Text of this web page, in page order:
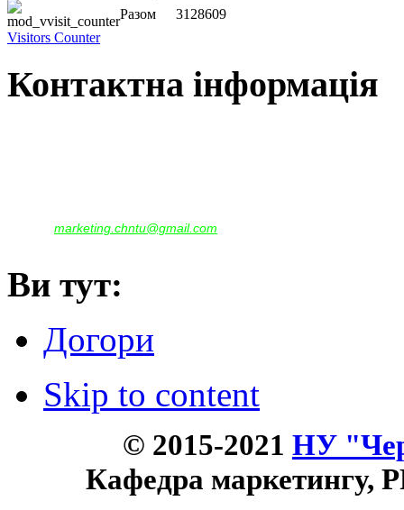
Разом
3128609
Visitors Counter
Контактна інформація
marketing.chntu@gmail.com
Ви тут:
Догори
Skip to content
© 2015-2021 НУ
Кафедра маркетингу,